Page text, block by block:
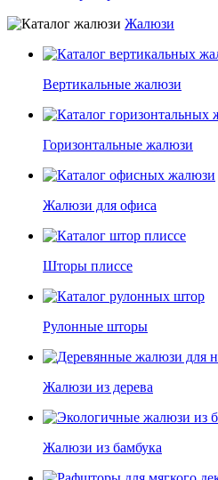
Жалюзи
Вертикальные жалюзи
Горизонтальные жалюзи
Жалюзи для офиса
Шторы плиссе
Рулонные шторы
Жалюзи из дерева
Жалюзи из бамбука